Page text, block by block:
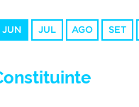
JUN JUL AGO SET